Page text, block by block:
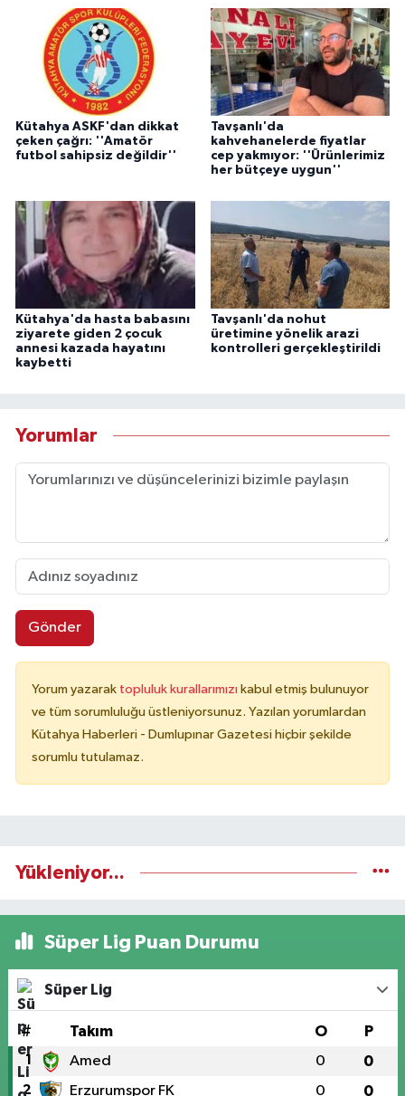
Kütahya ASKF'dan dikkat
çeken çağrı: ''Amatör
futbol sahipsiz değildir''
Tavşanlı'da
kahvehanelerde fiyatlar
cep yakmıyor: ''Ürünlerimiz
her bütçeye uygun''
Kütahya'da hasta babasını
ziyarete giden 2 çocuk
annesi kazada hayatını
kaybetti
Tavşanlı'da nohut
üretimine yönelik arazi
kontrolleri gerçekleştirildi
Yorumlar
Gönder
Yorum yazarak topluluk kurallarımızı kabul etmiş bulunuyor
ve tüm sorumluluğu üstleniyorsunuz. Yazılan yorumlardan
Kütahya Haberleri - Dumlupınar Gazetesi hiçbir şekilde
sorumlu tutulamaz.
Yükleniyor...
Süper Lig Puan Durumu
Süper Lig
# Takım O P
1 Amed 0 0
2 Erzurumspor FK 0 0